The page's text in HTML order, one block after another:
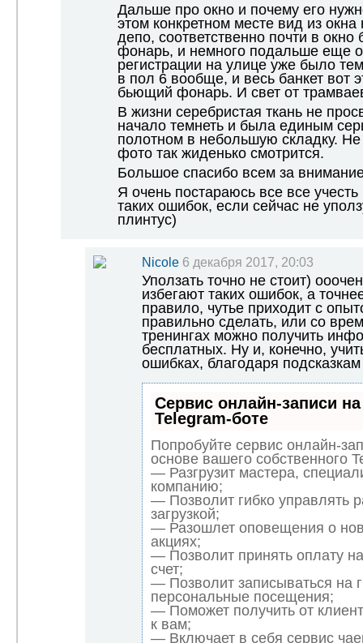
Дальше про окно и почему его
этом конкретном месте вид из
депо, соответственно почти в
фонарь, и немного подальше еще
регистрации на улице уже было
в пол 6 вообще, и весь банкет вот
бьющий фонарь. И свет от
В жизни серебристая ткань не
начало темнеть и была единым
полотном в небольшую складку.
фото так жиденько смотрится.
Большое спасибо всем за
Я очень постараюсь все все учесть
таких ошибок, если сейчас не
плинтус)
Nicole 6 декабря 2017, 20:03
Уползать точно не стоит)
избегают таких ошибок, а
правило, чутье приходит с
правильно сделать, или со
тренингах можно получить
бесплатных. Ну и, конечно,
ошибках, благодаря
Сервис онлайн-записи
Telegram-боте
Попробуйте сервис онлайн-
основе вашего собственного
— Разгрузит мастера,
компанию;
— Позволит гибко управлять
загрузкой;
— Разошлет оповещения о
акциях;
— Позволит принять оплату
счет;
— Позволит записываться на
персональные посещения;
— Поможет получить от
к вам;
— Включает в себя сервис